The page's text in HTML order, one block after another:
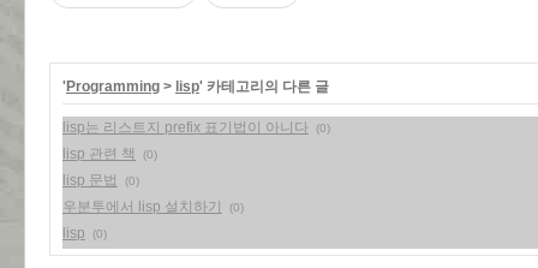
'Programming > lisp' 카테고리의 다른 글
lisp는 리스트지 prefix 표기법이 아니다 (0)
lisp 관련 책 (0)
lisp 문법 (0)
우분투에서 lisp 설치하기 (0)
lisp (0)